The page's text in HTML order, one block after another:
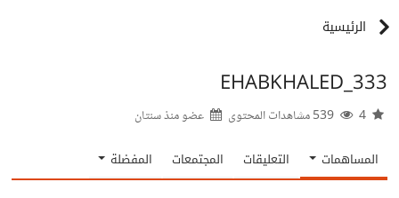
الرئيسية
EHABKHALED_333
عضو منذسنتان
المساهمات التعليقات المجتمعات المفضلة